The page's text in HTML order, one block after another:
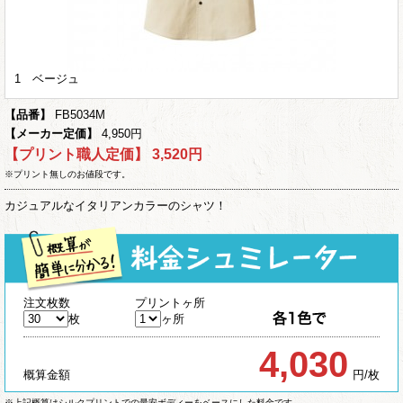
1 ベージュ
【品番】
FB5034M
【メーカー定価】
4,950円
【プリント職人定価】 3,520円
※プリント無しのお値段です。
カジュアルなイタリアンカラーのシャツ！
注文枚数
プリントヶ所
枚
ヶ所
概算金額 4,030 円/枚